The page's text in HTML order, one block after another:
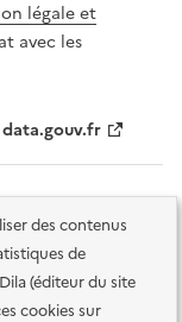
des contenus
de
(éditeur du site
cookies sur
légale et
avec les
data.gouv.fr